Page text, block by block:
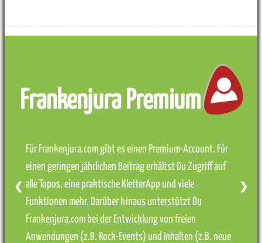
Frankenjura Premium
Für Frankenjura.com gibt es einen Premium-Account. Für
einen geringen jährlichen Beitrag erhältst Du Zugriff auf
alle Topos, eine praktische KletterApp und viele
Funktionen mehr. Darüber hinaus unterstützt Du
Frankenjura.com bei der Entwicklung von freien
Anwendungen (z.B. Rock-Events) und Inhalten (z.B. neue
❮ ❯